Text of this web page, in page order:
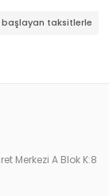
başlayan taksitlerle
Merkezi A Blok K:8